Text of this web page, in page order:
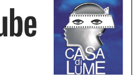
et Monti - I Fulelli
Luciani autour de son
- Mediateca territuriale di
par Annik Meschinet,
d’expression sonore, vocale,